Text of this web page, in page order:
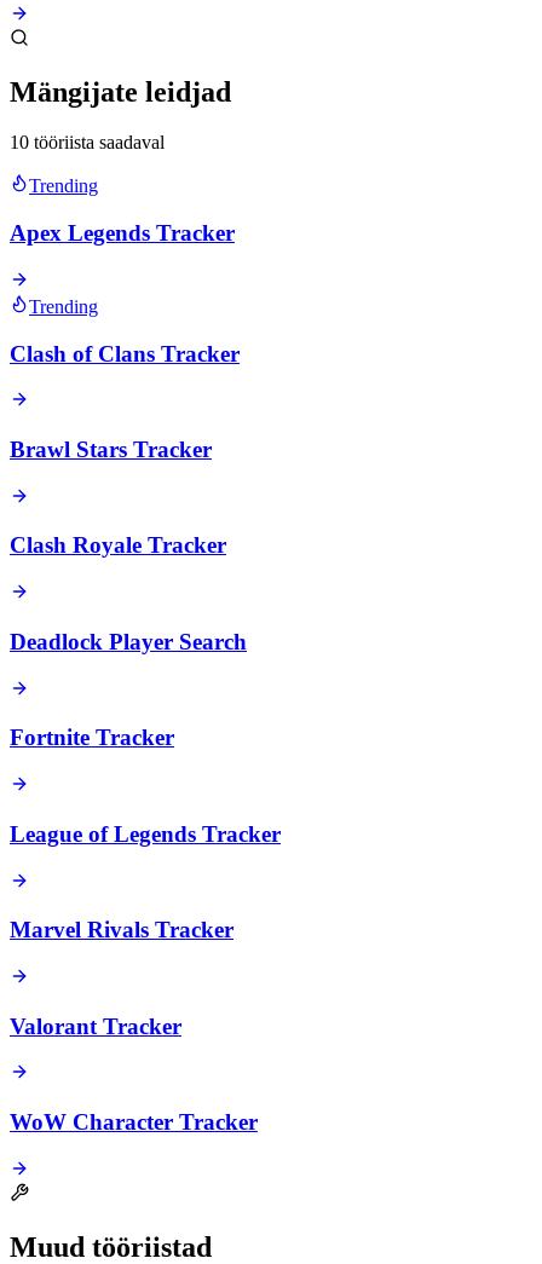
Mängijate leidjad
10 tööriista saadaval
Trending
Apex Legends Tracker
Trending
Clash of Clans Tracker
Brawl Stars Tracker
Clash Royale Tracker
Deadlock Player Search
Fortnite Tracker
League of Legends Tracker
Marvel Rivals Tracker
Valorant Tracker
WoW Character Tracker
Muud tööriistad